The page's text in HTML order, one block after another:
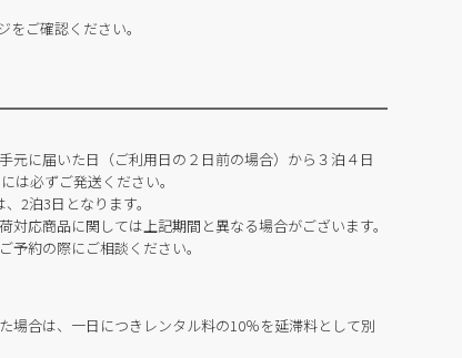
ご確認ください。
元に届いた日（ご利用日の２日前の場合）から３泊４日
は必ずご発送ください。
2泊3日となります。
応商品に関しては上記期間と異なる場合がございます。
約の際にご相談ください。
場合は、一日につきレンタル料の10％を延滞料として別